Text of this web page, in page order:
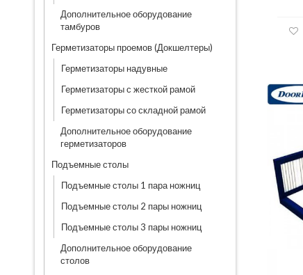
Дополнительное оборудование
тамбуров
Герметизаторы проемов (Докшелтеры)
Герметизаторы надувные
Герметизаторы с жесткой рамой
Герметизаторы со складной рамой
Дополнительное оборудование
герметизаторов
Подъемные столы
Подъемные столы 1 пара ножниц
Подъемные столы 2 пары ножниц
Подъемные столы 3 пары ножниц
Дополнительное оборудование
столов